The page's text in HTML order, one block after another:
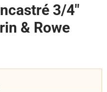
3/4"
& Rowe